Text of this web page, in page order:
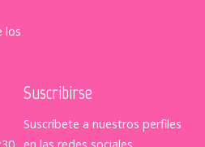
los
Suscribirse
Suscríbete a nuestros perfiles